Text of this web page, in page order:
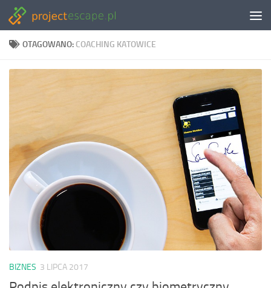
Skip to content
OTAGOWANO: COACHING KATOWICE
BIZNES 3 LIPCA 2017